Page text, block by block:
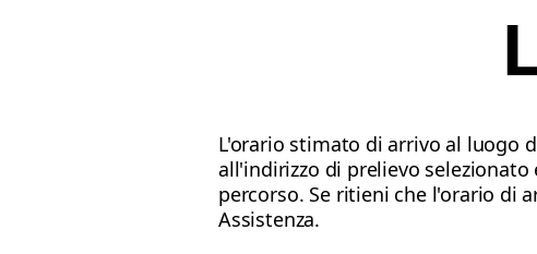
L'orario stimato di arrivo al luogo
all'indirizzo di prelievo
percorso. Se ritieni che l'orario di
Assistenza.